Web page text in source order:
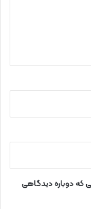
که دوباره دیدگاهی